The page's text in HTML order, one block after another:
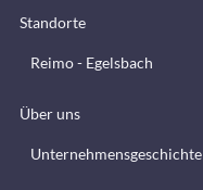
Standorte
Reimo - Egelsbach
Über uns
Unternehmensgeschichte